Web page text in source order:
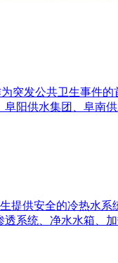
突发公共卫生事件
阳供水集团、阜
提供安全的冷热水
系统、净水水箱